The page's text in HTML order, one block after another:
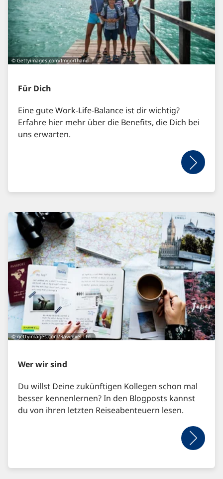
© Gettyimages.com/Imgorthand
Für Dich
Eine gute Work-Life-Balance ist dir wichtig?
Erfahre hier mehr über die Benefits, die Dich bei
uns erwarten.
© gettyimages.com/Rawpixel Ltd.
Wer wir sind
Du willst Deine zukünftigen Kollegen schon mal
besser kennenlernen? In den Blogposts kannst
du von ihren letzten Reiseabenteuern lesen.